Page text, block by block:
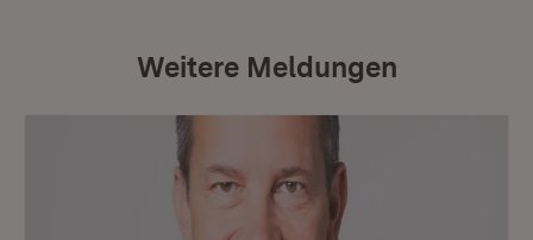
Weitere Meldungen